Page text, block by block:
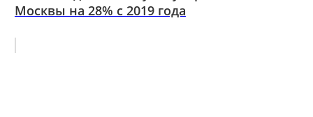
Москвы на 28% с 2019 года